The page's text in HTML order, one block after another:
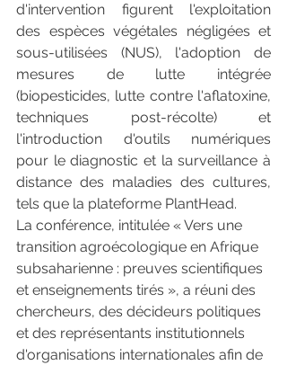
d'intervention figurent l'exploitation
des espèces végétales négligées et
sous-utilisées (NUS), l'adoption de
mesures de lutte intégrée
(biopesticides, lutte contre l'aflatoxine,
techniques post-récolte) et
l'introduction d'outils numériques
pour le diagnostic et la surveillance à
distance des maladies des cultures,
tels que la plateforme PlantHead.
La conférence, intitulée « Vers une
transition agroécologique en Afrique
subsaharienne : preuves scientifiques
et enseignements tirés », a réuni des
chercheurs, des décideurs politiques
et des représentants institutionnels
d'organisations internationales afin de